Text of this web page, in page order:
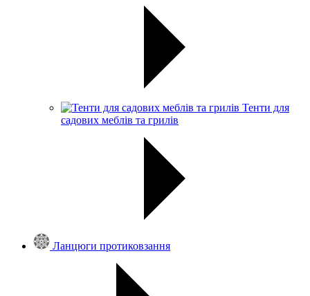
Тенти для
садових меблів та грилів
Ланцюги протиковзання